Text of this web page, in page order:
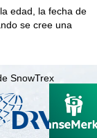
edad, la fecha de
se cree una
SnowTrex